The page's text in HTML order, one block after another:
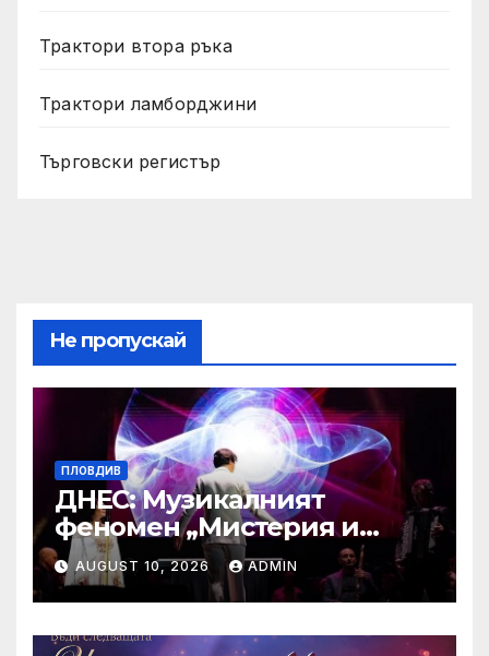
Трактори втора ръка
Трактори ламборджини
Търговски регистър
Не пропускай
ПЛОВДИВ
ДНЕС: Музикалният
феномен „Мистерия и
свобода“ с финал на
Античен театър
AUGUST 10, 2026 ADMIN